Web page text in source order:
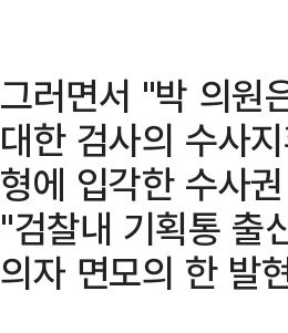
그러면서 "박 의원
대한 검사의 수사
형에 입각한 수사
"검찰내 기획통 출
의자 면모의 한 발